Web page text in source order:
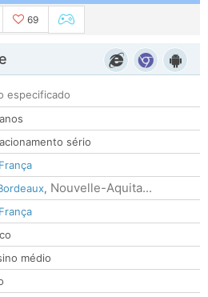
69
especificado
sério
França
, Nouvelle-Aquita...
França
médio